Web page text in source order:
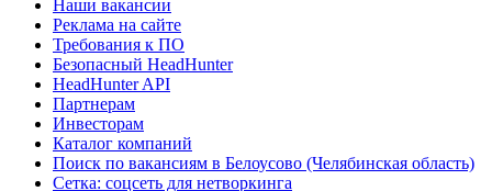
Наши вакансии
Реклама на сайте
Требования к ПО
Безопасный HeadHunter
HeadHunter API
Партнерам
Инвесторам
Каталог компаний
Поиск по вакансиям в Белоусово (Челябинская область)
Сетка: соцсеть для нетворкинга